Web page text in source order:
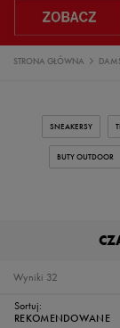
STRONA GŁÓWNA
SNEAKERSY
BUTY OUTDOOR
32
Wyniki
Sortuj:
REKOMENDOWANE